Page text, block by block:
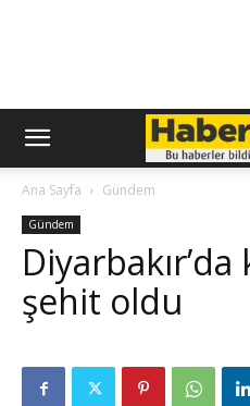
Ana Sayfa Gündem
Gündem
şehit oldu